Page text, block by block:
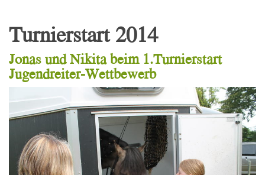
Turnierstart 2014
Jonas und Nikita beim 1.Turnierstart
Jugendreiter-Wettbewerb